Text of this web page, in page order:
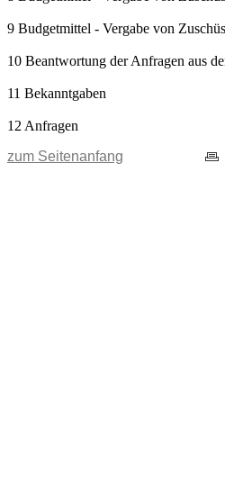
9 Budgetmittel - Vergabe von
10 Beantwortung der Anfragen aus
11 Bekanntgaben
12 Anfragen
zum Seitenanfang